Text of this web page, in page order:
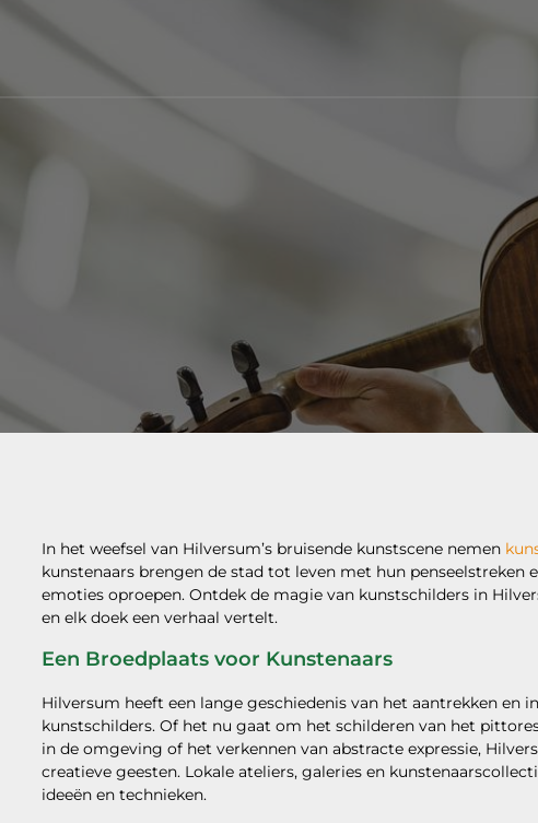
In het weefsel van Hilversum’s bruisende kunstscene nemen
kunstenaars brengen de stad tot leven met hun penseelstreken
emoties oproepen. Ontdek de magie van kunstschilders in
en elk doek een verhaal vertelt.
Een Broedplaats voor Kunstenaars
Hilversum heeft een lange geschiedenis van het aantrekken en
kunstschilders. Of het nu gaat om het schilderen van het
in de omgeving of het verkennen van abstracte expressie,
creatieve geesten. Lokale ateliers, galeries en
ideeën en technieken.